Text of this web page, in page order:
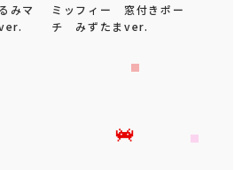
みマ
ミッフィー 窓付きポー
チ みずたまver.